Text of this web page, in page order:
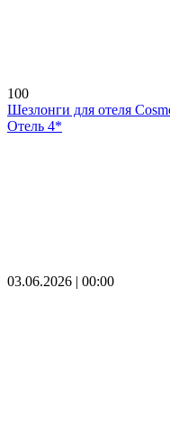
100
Шезлонги для отеля
Отель 4*
03.06.2026 | 00:00